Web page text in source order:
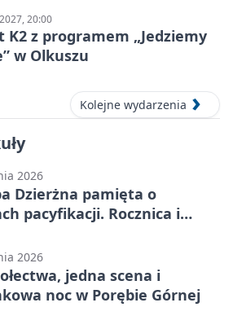
20:00
K2 z programem „Jedziemy
w Olkuszu
Kolejne wydarzenia
2026
Dzierżna pamięta o
pacyfikacji. Rocznica i
2026
jedna scena i
noc w Porębie Górnej